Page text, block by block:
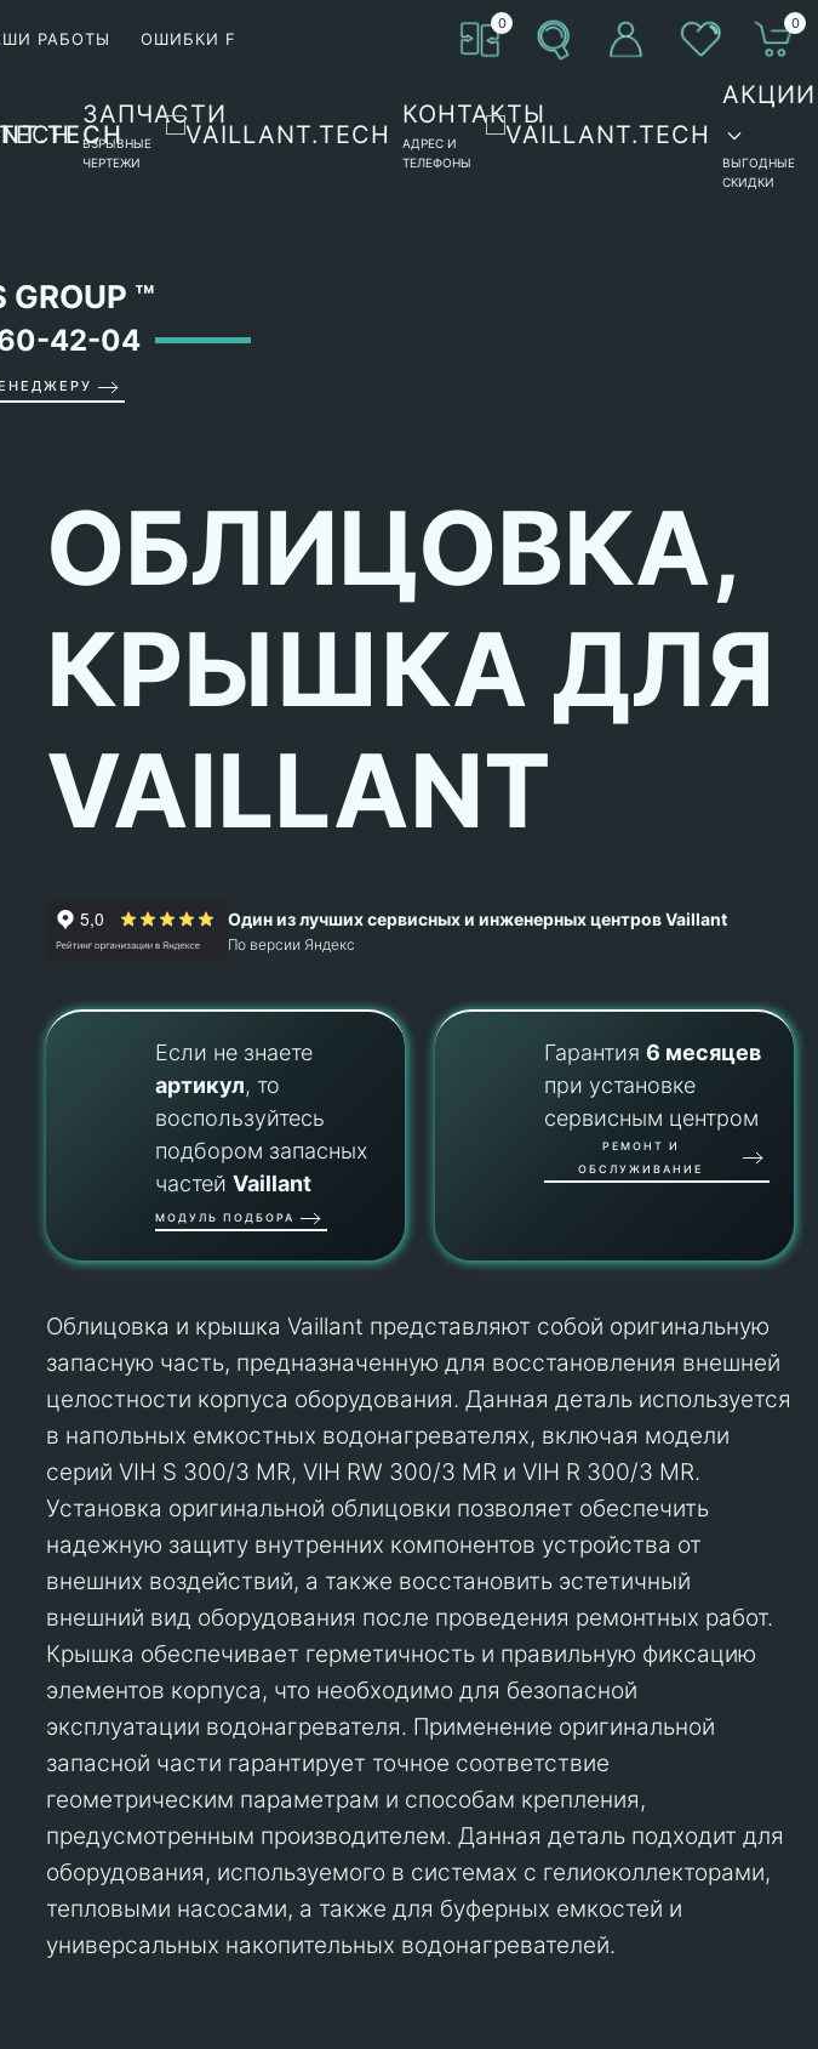
РАБОТЫ ОШИБКИ F
0 0
ЗАПЧАСТИ
ВЗРЫВНЫЕ
ЧЕРТЕЖИ
КОНТАКТЫ
АДРЕС И
ТЕЛЕФОНЫ
АКЦИИ
ВЫГОДНЫЕ
СКИДКИ
GROUP ™
42-04
ОБЛИЦОВКА,
КРЫШКА ДЛЯ
VAILLANT
Один из лучших сервисных и инженерных центров Vaillant
По версии Яндекс
Если не знаете
артикул, то
воспользуйтесь
подбором запасных
частейVaillant
МОДУЛЬ ПОДБОРА
Гарантия6 месяцев
при установке
сервисным центром
РЕМОНТ И
ОБСЛУЖИВАНИЕ
Облицовка и крышка Vaillant представляют собой оригинальную
запасную часть, предназначенную для восстановления внешней
целостности корпуса оборудования. Данная деталь используется
в напольных емкостных водонагревателях, включая модели
серий VIH S 300/3 MR, VIH RW 300/3 MR и VIH R 300/3 MR.
Установка оригинальной облицовки позволяет обеспечить
надежную защиту внутренних компонентов устройства от
внешних воздействий, а также восстановить эстетичный
внешний вид оборудования после проведения ремонтных работ.
Крышка обеспечивает герметичность и правильную фиксацию
элементов корпуса, что необходимо для безопасной
эксплуатации водонагревателя. Применение оригинальной
запасной части гарантирует точное соответствие
геометрическим параметрам и способам крепления,
предусмотренным производителем. Данная деталь подходит для
оборудования, используемого в системах с гелиоколлекторами,
тепловыми насосами, а также для буферных емкостей и
универсальных накопительных водонагревателей.